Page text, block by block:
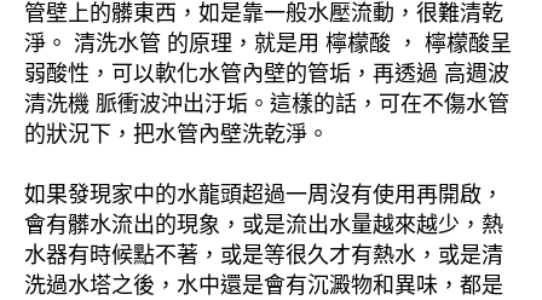
管壁上的髒東西，如是靠一般水壓流動，很難清乾
淨。 清洗水管 的原理，就是用 檸檬酸 ， 檸檬酸呈
弱酸性，可以軟化水管內壁的管垢，再透過 高週波
清洗機 脈衝波沖出汙垢。這樣的話，可在不傷水管
的狀況下，把水管內壁洗乾淨。
如果發現家中的水龍頭超過一周沒有使用再開啟，
會有髒水流出的現象，或是流出水量越來越少，熱
水器有時候點不著，或是等很久才有熱水，或是清
洗過水塔之後，水中還是會有沉澱物和異味，都是